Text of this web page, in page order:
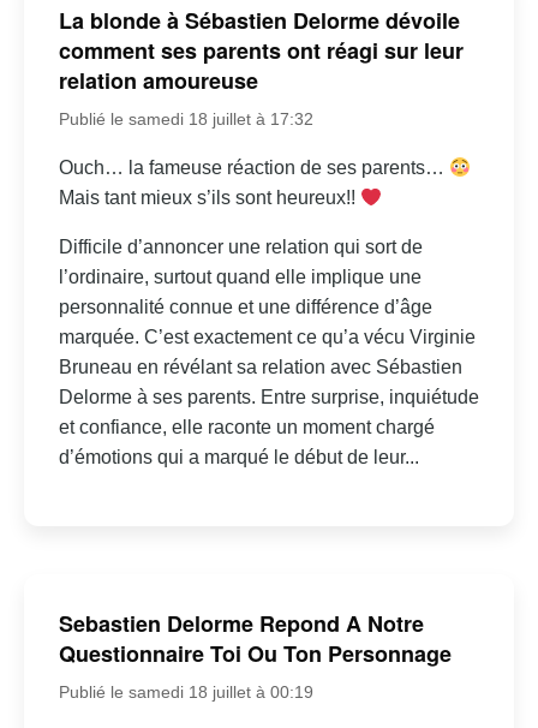
La blonde à Sébastien Delorme dévoile
comment ses parents ont réagi sur leur
relation amoureuse
Publié le samedi 18 juillet à 17:32
Ouch… la fameuse réaction de ses parents…
Mais tant mieux s’ils sont heureux!!
Difficile d’annoncer une relation qui sort de
l’ordinaire, surtout quand elle implique une
personnalité connue et une différence d’âge
marquée. C’est exactement ce qu’a vécu Virginie
Bruneau en révélant sa relation avec Sébastien
Delorme à ses parents. Entre surprise, inquiétude
et confiance, elle raconte un moment chargé
d’émotions qui a marqué le début de leur...
Sebastien Delorme Repond A Notre
Questionnaire Toi Ou Ton Personnage
Publié le samedi 18 juillet à 00:19